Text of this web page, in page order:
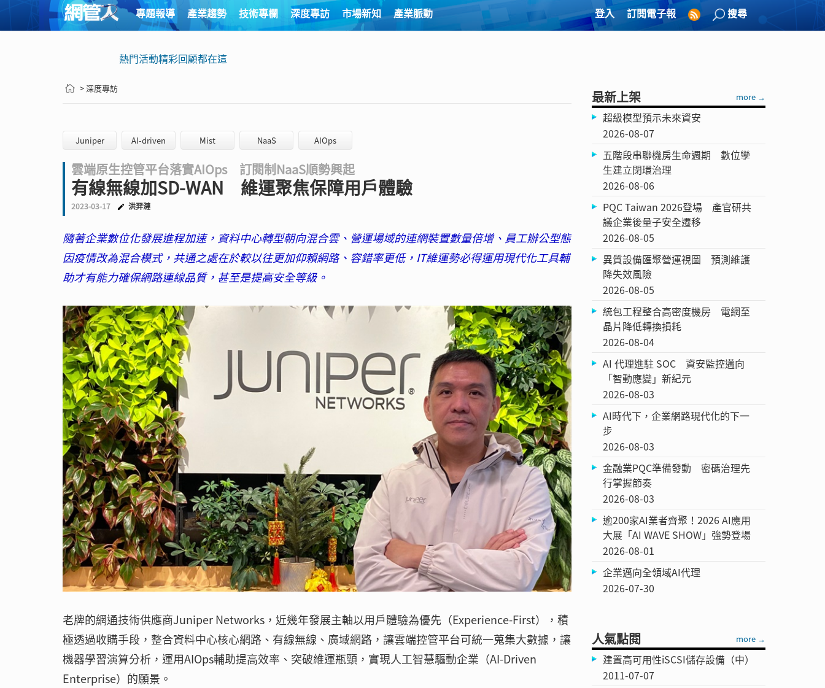
專題報導 產業趨勢 技術專欄 深度專訪 市場新知 產業脈動 登入 訂閱電子報 搜尋
熱門活動精彩回顧都在這
> 深度專訪
Juniper AI-driven Mist NaaS AIOps
雲端原生控管平台落實AIOps 訂閱制NaaS順勢興起
有線無線加SD-WAN 維運聚焦保障用戶體驗
2023-03-17 洪羿漣
隨著企業數位化發展進程加速，資料中心轉型朝向混合雲、營運場域的連網裝置數量倍增、員工辦公型態
因疫情改為混合模式，共通之處在於較以往更加仰賴網路、容錯率更低，IT維運勢必得運用現代化工具輔
助才有能力確保網路連線品質，甚至是提高安全等級。
老牌的網通技術供應商Juniper Networks，近幾年發展主軸以用戶體驗為優先（Experience-First），積
極透過收購手段，整合資料中心核心網路、有線無線、廣域網路，讓雲端控管平台可統一蒐集大數據，讓
機器學習演算分析，運用AIOps輔助提高效率、突破維運瓶頸，實現人工智慧驅動企業（AI-Driven
Enterprise）的願景。
最新上架 more →
超級模型預示未來資安
2026-08-07
五階段串聯機房生命週期 數位孿
生建立閉環治理
2026-08-06
PQC Taiwan 2026登場 產官研共
議企業後量子安全遷移
2026-08-05
異質設備匯聚營運視圖 預測維護
降失效風險
2026-08-05
統包工程整合高密度機房 電網至
晶片降低轉換損耗
2026-08-04
AI 代理進駐 SOC 資安監控邁向
「智動應變」新紀元
2026-08-03
AI時代下，企業網路現代化的下一
步
2026-08-03
金融業PQC準備發動 密碼治理先
行掌握節奏
2026-08-03
逾200家AI業者齊聚！2026 AI應用
大展「AI WAVE SHOW」強勢登場
2026-08-01
企業邁向全領域AI代理
2026-07-30
人氣點閱 more →
建置高可用性iSCSI儲存設備（中）
2011-07-07